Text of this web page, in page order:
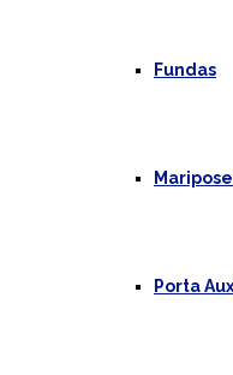
Fundas
Porta